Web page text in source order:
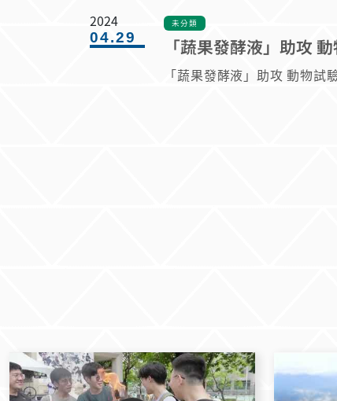
2024
04.29
未分類
「蔬果發酵液」助攻
「蔬果發酵液」助攻 動物試